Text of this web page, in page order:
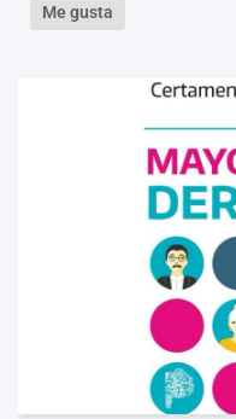
Me gusta